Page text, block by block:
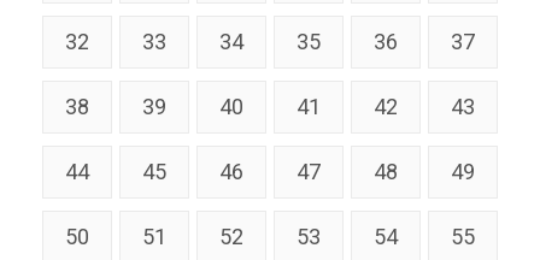
32 33 34 35 36 37
38 39 40 41 42 43
44 45 46 47 48 49
50 51 52 53 54 55